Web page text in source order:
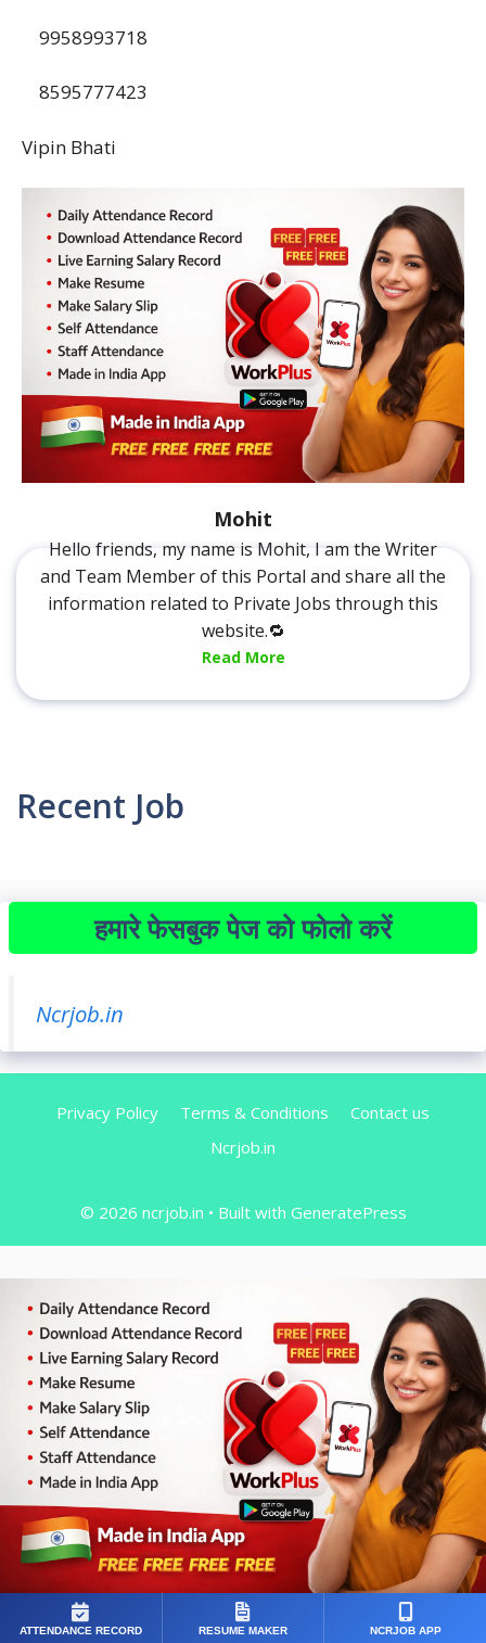
9958993718
8595777423
Vipin Bhati
Mohit
Hello friends, my name is Mohit, I am the Writer
and Team Member of this Portal and share all the
information related to Private Jobs through this
website.🔁
Read More
Recent Job
हमारे फेसबुक पेज को फोलो करें
Ncrjob.in
Privacy Policy Terms & Conditions
Contact us
Ncrjob.in
© 2026 ncrjob.in • Built with GeneratePress
ATTENDANCE RECORD RESUME MAKER NCRJOB APP